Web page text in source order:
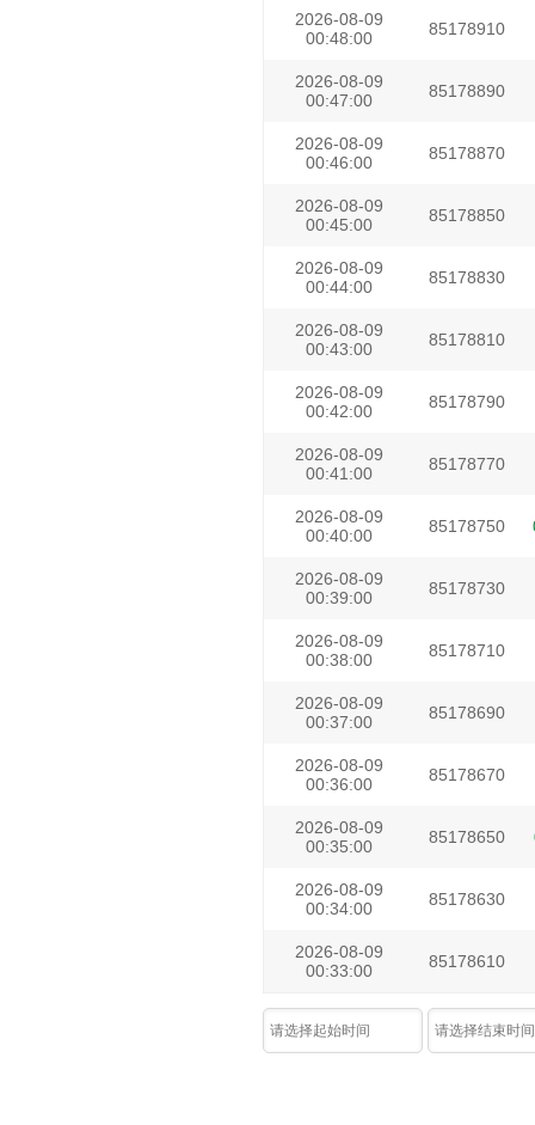
2026-08-09
00:48:00
85178910
2026-08-09
00:47:00
85178890
2026-08-09
00:46:00
85178870
2026-08-09
00:45:00
85178850
2026-08-09
00:44:00
85178830
2026-08-09
00:43:00
85178810
2026-08-09
00:42:00
85178790
2026-08-09
00:41:00
85178770
2026-08-09
00:40:00
85178750
2026-08-09
00:39:00
85178730
2026-08-09
00:38:00
85178710
2026-08-09
00:37:00
85178690
2026-08-09
00:36:00
85178670
2026-08-09
00:35:00
85178650
2026-08-09
00:34:00
85178630
2026-08-09
00:33:00
85178610